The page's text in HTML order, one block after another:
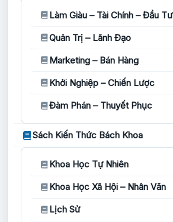
Làm Giàu – Tài Chính – Đầu Tư
Quản Trị – Lãnh Đạo
Marketing – Bán Hàng
Khởi Nghiệp – Chiến Lược
Đàm Phán – Thuyết Phục
Sách Kiến Thức Bách Khoa
Khoa Học Tự Nhiên
Khoa Học Xã Hội – Nhân Văn
Lịch Sử